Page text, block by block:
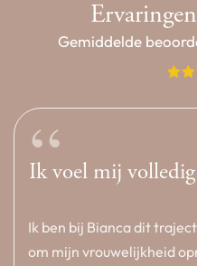
Gemiddelde
“
Ik voel mij
Ik ben bij Bianca dit
om mijn vrouwelijkheid